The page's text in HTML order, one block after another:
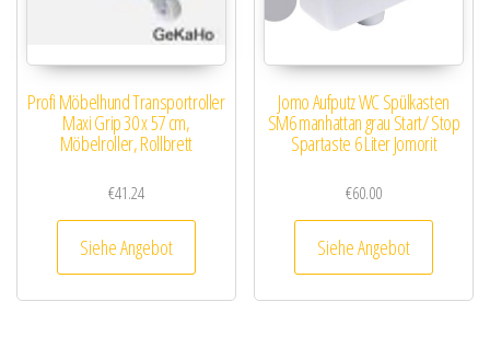
Profi Möbelhund Transportroller
Maxi Grip 30 x 57 cm,
Möbelroller, Rollbrett
€41.24
Siehe Angebot
Jomo Aufputz WC Spülkasten
SM6 manhattan grau Start/ Stop
Spartaste 6 Liter Jomorit
€60.00
Siehe Angebot